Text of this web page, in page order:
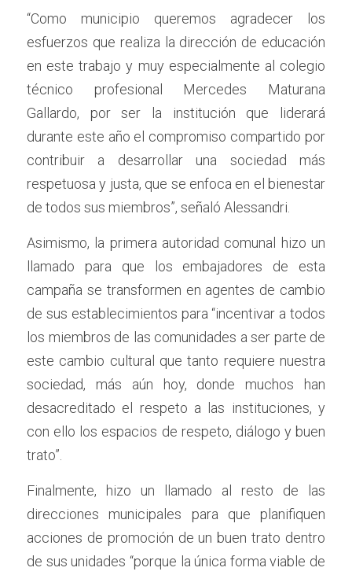
“Como municipio queremos agradecer los
esfuerzos que realiza la dirección de educación
en este trabajo y muy especialmente al colegio
técnico profesional Mercedes Maturana
Gallardo, por ser la institución que liderará
durante este año el compromiso compartido por
contribuir a desarrollar una sociedad más
respetuosa y justa, que se enfoca en el bienestar
de todos sus miembros”, señaló Alessandri.
Asimismo, la primera autoridad comunal hizo un
llamado para que los embajadores de esta
campaña se transformen en agentes de cambio
de sus establecimientos para “incentivar a todos
los miembros de las comunidades a ser parte de
este cambio cultural que tanto requiere nuestra
sociedad, más aún hoy, donde muchos han
desacreditado el respeto a las instituciones, y
con ello los espacios de respeto, diálogo y buen
trato”.
Finalmente, hizo un llamado al resto de las
direcciones municipales para que planifiquen
acciones de promoción de un buen trato dentro
de sus unidades “porque la única forma viable de